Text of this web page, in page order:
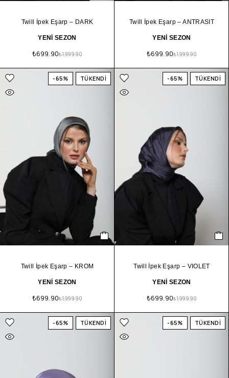
Twill İpek Eşarp – DARK
YENİ SEZON
₺1,999.90
₺699.90
Twill İpek Eşarp – ANTRASIT
YENİ SEZON
₺1,999.90
₺699.90
-65% TÜKENDİ
Twill İpek Eşarp – KROM
YENİ SEZON
₺1,999.90
₺699.90
-65% TÜKENDİ
Twill İpek Eşarp – VIOLET
YENİ SEZON
₺1,999.90
₺699.90
-65% TÜKENDİ -65% TÜKENDİ